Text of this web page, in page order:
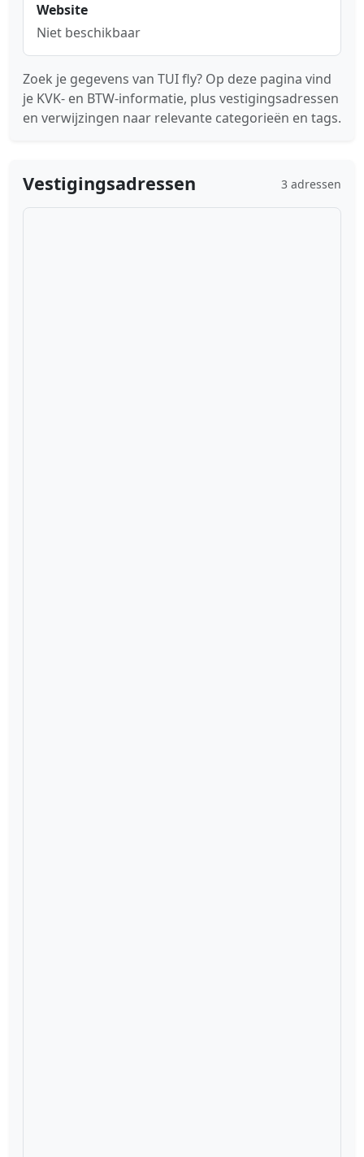
Website
Niet beschikbaar
Zoek je gegevens van TUI fly? Op deze pagina vind
je KVK- en BTW-informatie, plus vestigingsadressen
en verwijzingen naar relevante categorieën en tags.
Vestigingsadressen 3 adressen